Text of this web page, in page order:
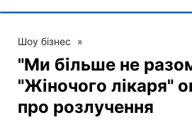
Шоу бізнес »
"Ми більше не
"Жіночого лікаря"
про розлучення